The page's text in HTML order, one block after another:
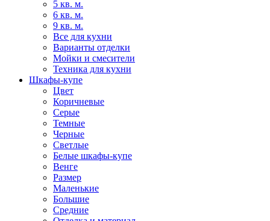
5 кв. м.
6 кв. м.
9 кв. м.
Все для кухни
Варианты отделки
Мойки и смесители
Техника для кухни
Шкафы-купе
Цвет
Коричневые
Серые
Темные
Черные
Светлые
Белые шкафы-купе
Венге
Размер
Маленькие
Большие
Средние